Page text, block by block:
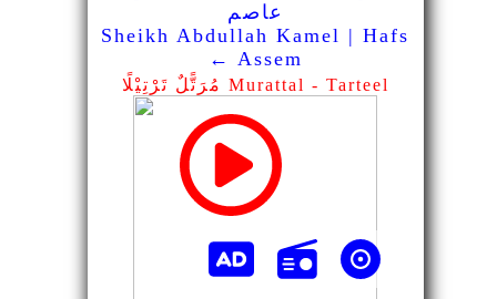
عاصم
Sheikh Abdullah Kamel | Hafs
← Assem
مُرَتًّلٌ تَرْتِيْلًا Murattal - Tarteel